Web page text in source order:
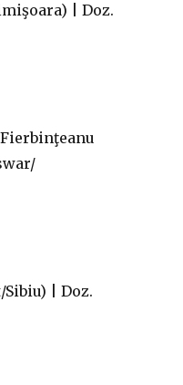
| Doz.
| Doz.